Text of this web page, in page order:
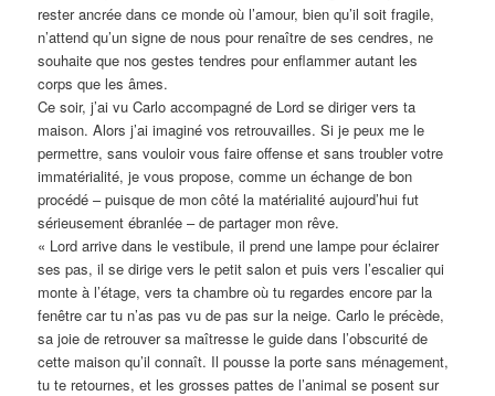
rester ancrée dans ce monde où l’amour, bien qu’il soit fragile,
n’attend qu’un signe de nous pour renaître de ses cendres, ne
souhaite que nos gestes tendres pour enflammer autant les
corps que les âmes.
Ce soir, j’ai vu Carlo accompagné de Lord se diriger vers ta
maison. Alors j’ai imaginé vos retrouvailles. Si je peux me le
permettre, sans vouloir vous faire offense et sans troubler votre
immatérialité, je vous propose, comme un échange de bon
procédé – puisque de mon côté la matérialité aujourd’hui fut
sérieusement ébranlée – de partager mon rêve.
« Lord arrive dans le vestibule, il prend une lampe pour éclairer
ses pas, il se dirige vers le petit salon et puis vers l’escalier qui
monte à l’étage, vers ta chambre où tu regardes encore par la
fenêtre car tu n’as pas vu de pas sur la neige. Carlo le précède,
sa joie de retrouver sa maîtresse le guide dans l’obscurité de
cette maison qu’il connaît. Il pousse la porte sans ménagement,
tu te retournes, et les grosses pattes de l’animal se posent sur